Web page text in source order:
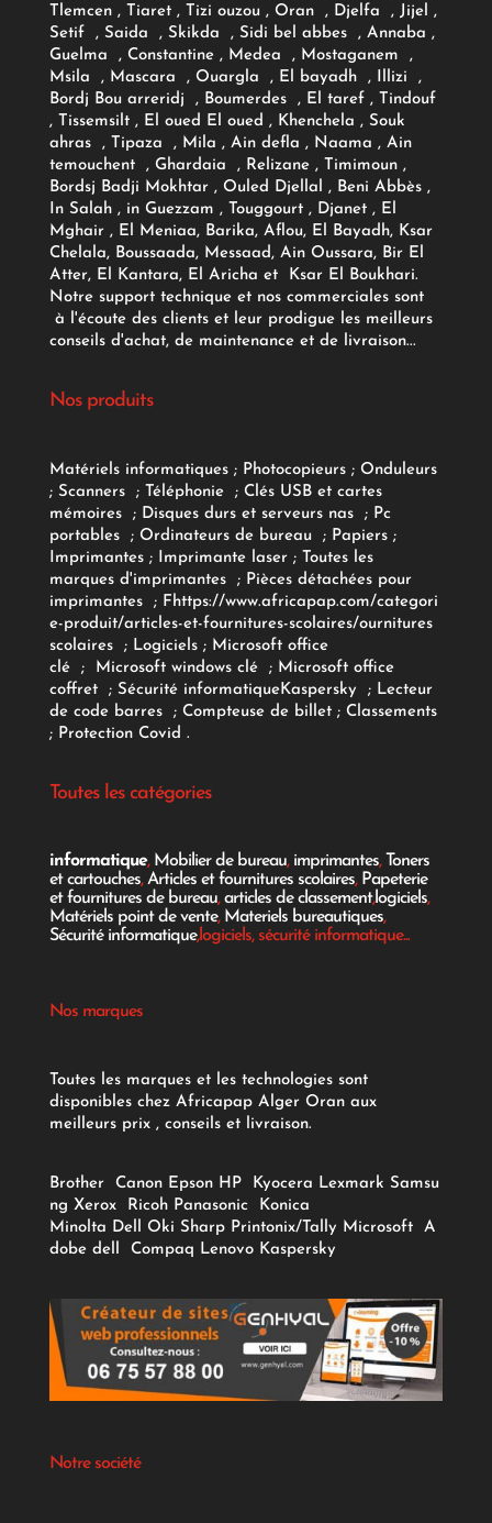
Tlemcen , Tiaret , Tizi ouzou , Oran , Djelfa , Jijel ,
Setif , Saida , Skikda , Sidi bel abbes , Annaba ,
Guelma , Constantine , Medea , Mostaganem ,
Msila , Mascara , Ouargla , El bayadh , Illizi ,
Bordj Bou arreridj , Boumerdes , El taref , Tindouf
, Tissemsilt , El oued El oued , Khenchela , Souk
ahras , Tipaza , Mila , Ain defla , Naama , Ain
temouchent , Ghardaia , Relizane , Timimoun ,
Bordsj Badji Mokhtar , Ouled Djellal , Beni Abbès ,
In Salah , in Guezzam , Touggourt , Djanet , El
Mghair , El Meniaa, Barika, Aflou, El Bayadh, Ksar
Chelala, Boussaada, Messaad, Ain Oussara, Bir El
Atter, El Kantara, El Aricha et Ksar El Boukhari.
Notre support technique et nos commerciales sont
à l'écoute des clients et leur prodigue les meilleurs
conseils d'achat, de maintenance et de livraison...
Nos produits
Matériels informatiques; Photocopieurs; Onduleurs
; Scanners ; Téléphonie ; Clés USB et cartes
mémoires
; Disques durs et serveurs nas ; Pc
portables
; Ordinateurs de bureau ; Papiers;
Imprimantes;Imprimante laser; Toutes les
marques d'imprimantes
; Pièces détachées pour
imprimantes
; Fhttps://www.africapap.com/categori
e-produit/articles-et-fournitures-scolaires/ournitures
scolaires; Logiciels ; Microsoft office
clé
; Microsoft windows clé; Microsoft office
coffret ; Sécurité informatiqueKaspersky ; Lecteur
de code barres
; Compteuse de billet; Classements
; Protection Covid .
Toutes les catégories
informatique, Mobilier de bureau, imprimantes, Toners
et cartouches,Articles et fournitures scolaires, Papeterie
et fournitures de bureau,articles de classement,logiciels,
Matériels point de vente, Materiels bureautiques,
Sécurité informatique,logiciels, sécurité informatique...
Nos marques
Toutes les marques et les technologies sont
disponibles chez Africapap Alger Oran aux
meilleurs prix , conseils et livraison.
Brother Canon Epson HP Kyocera Lexmark Samsu
ng Xerox Ricoh Panasonic
Konica
Minolta Dell Oki Sharp Printonix/Tally Microsoft
A
dobe dell Compaq Lenovo Kaspersky
Notre société